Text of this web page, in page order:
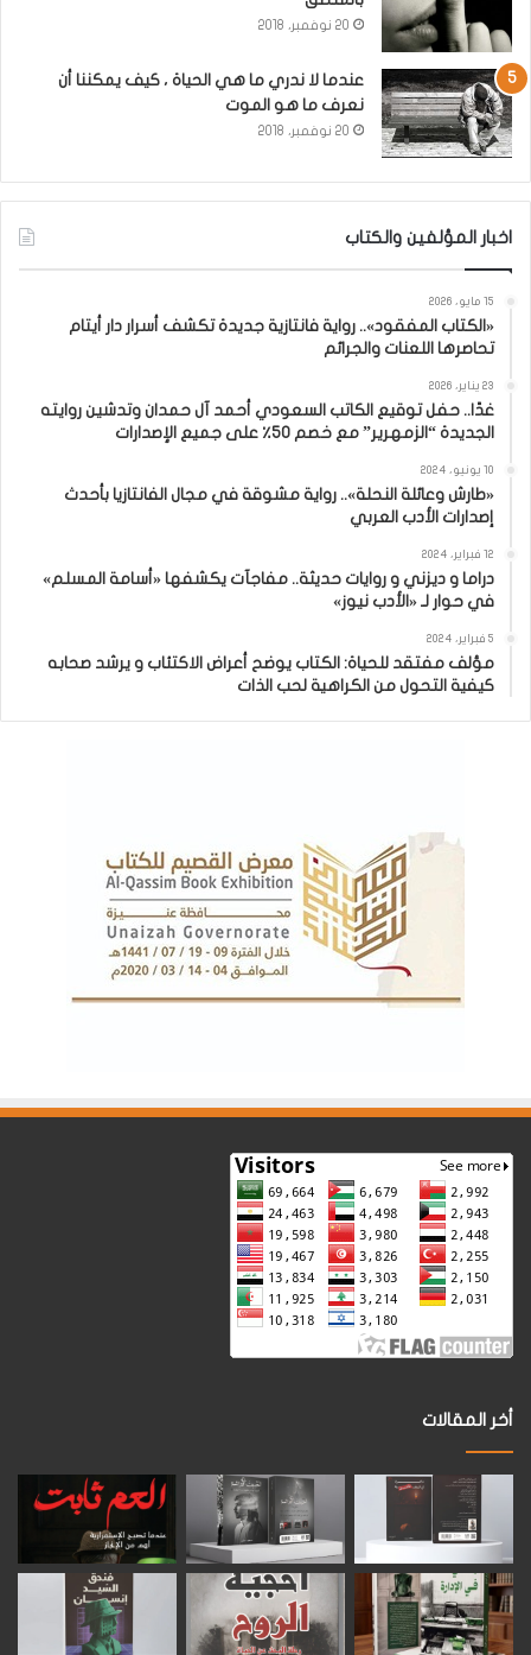
20 نوفمبر، 2018
عندما لا ندري ما هي الحياة ، كيف يمكننا أن
نعرف ما هو الموت
20 نوفمبر، 2018
اخبار المؤلفين والكتاب
15 مايو، 2026
«الكتاب المفقود».. رواية فانتازية جديدة تكشف أسرار دار أيتام
تحاصرها اللعنات والجرائم
23 يناير، 2026
غدًا.. حفل توقيع الكاتب السعودي أحمد آل حمدان وتدشين روايته
الجديدة “الزمهرير” مع خصم 50٪ على جميع الإصدارات
10 يونيو، 2024
«طارش وعائلة النحلة».. رواية مشوقة في مجال الفانتازيا بأحدث
إصدارات الأدب العربي
12 فبراير، 2024
دراما و ديزني و روايات حديثة.. مفاجآت يكشفها «أسامة المسلم»
في حوار لـ «الأدب نيوز»
5 فبراير، 2024
مؤلف مفتقد للحياة: الكتاب يوضح أعراض الاكتئاب و يرشد صحابه
كيفية التحول من الكراهية لحب الذات
أخر المقالات